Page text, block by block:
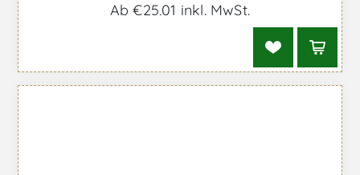
Ab €25,01 inkl. MwSt.